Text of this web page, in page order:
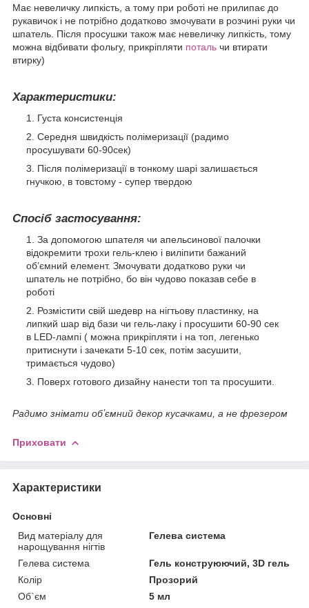
Має невеличку липкість, а тому при роботі не прилипає до
рукавичок і не потрібно додатково змочувати в розчині руки чи
шпатель. Після просушки також має невеличку липкість, тому
можна відбивати фольгу, прикріпляти поталь чи втирати
втирку)
Характеристики:
Густа консистенція
Середня швидкість полімеризації (радимо
просушувати 60-90сек)
Після полімеризації в тонкому шарі залишається
гнучкою, в товстому - супер твердою
Спосіб застосування:
За допомогою шпателя чи апельсинової палочки
відокремити трохи гель-клею і виліпити бажаний
обʼємний елемент. Змочувати додатково руки чи
шпатель не потрібно, бо він чудово показав себе в
роботі
Розмістити свій шедевр на нігтьову пластинку, на
липкий шар від бази чи гель-лаку і просушити 60-90 сек
в LED-лампі ( можна прикріпляти і на топ, легенько
притиснути і зачекати 5-10 сек, потім засушити,
тримається чудово)
Поверх готового дизайну нанести топ та просушити.
Радимо знімати обʼємний декор кусачками, а не фрезером
Приховати
Характеристики
Основні
Вид матеріалу для
нарощування нігтів
Гелева система
Гелева система
Гель конструюючий, 3D гель
Колір
Прозорий
Об`єм
5 мл